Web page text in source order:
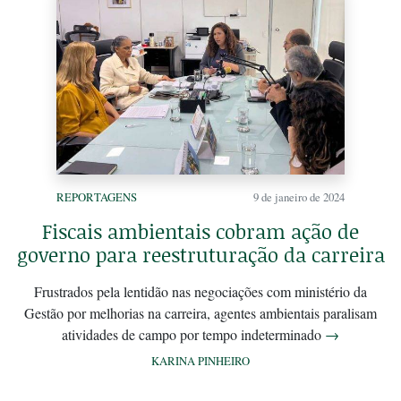
REPORTAGENS 9 de janeiro de 2024
Fiscais ambientais cobram ação de
governo para reestruturação da carreira
Frustrados pela lentidão nas negociações com ministério da
Gestão por melhorias na carreira, agentes ambientais paralisam
atividades de campo por tempo indeterminado →
KARINA PINHEIRO